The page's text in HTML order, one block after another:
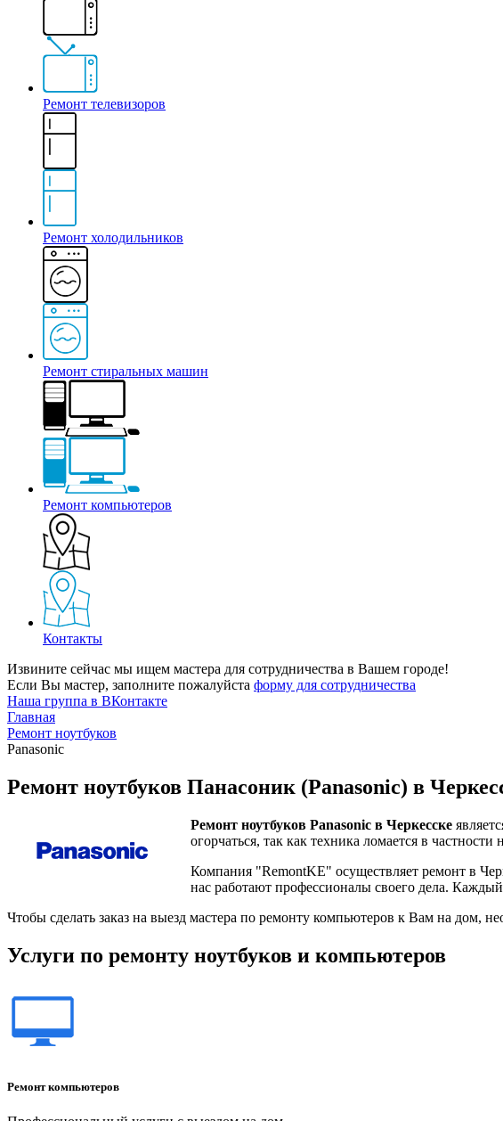
Ремонт телевизоров
Ремонт холодильников
Ремонт стиральных машин
Ремонт компьютеров
Контакты
Извините сейчас мы ищем мастера для сотрудничества в Вашем городе!
Если Вы мастер, заполните пожалуйста форму для сотрудничества
Наша группа в ВКонтакте
Главная
Ремонт ноутбуков
Panasonic
Ремонт ноутбуков Панасоник (Panasonic) в
Ремонт ноутбуков Panasonic в Черкесске
огорчаться, так как техника ломается в
Компания "RemontKE" осуществляет ремонт в
нас работают профессионалы своего дела.
Чтобы сделать заказ на выезд мастера по ремонту компьютеров к Вам на дом,
Услуги по ремонту ноутбуков и компьютеров
Ремонт компьютеров